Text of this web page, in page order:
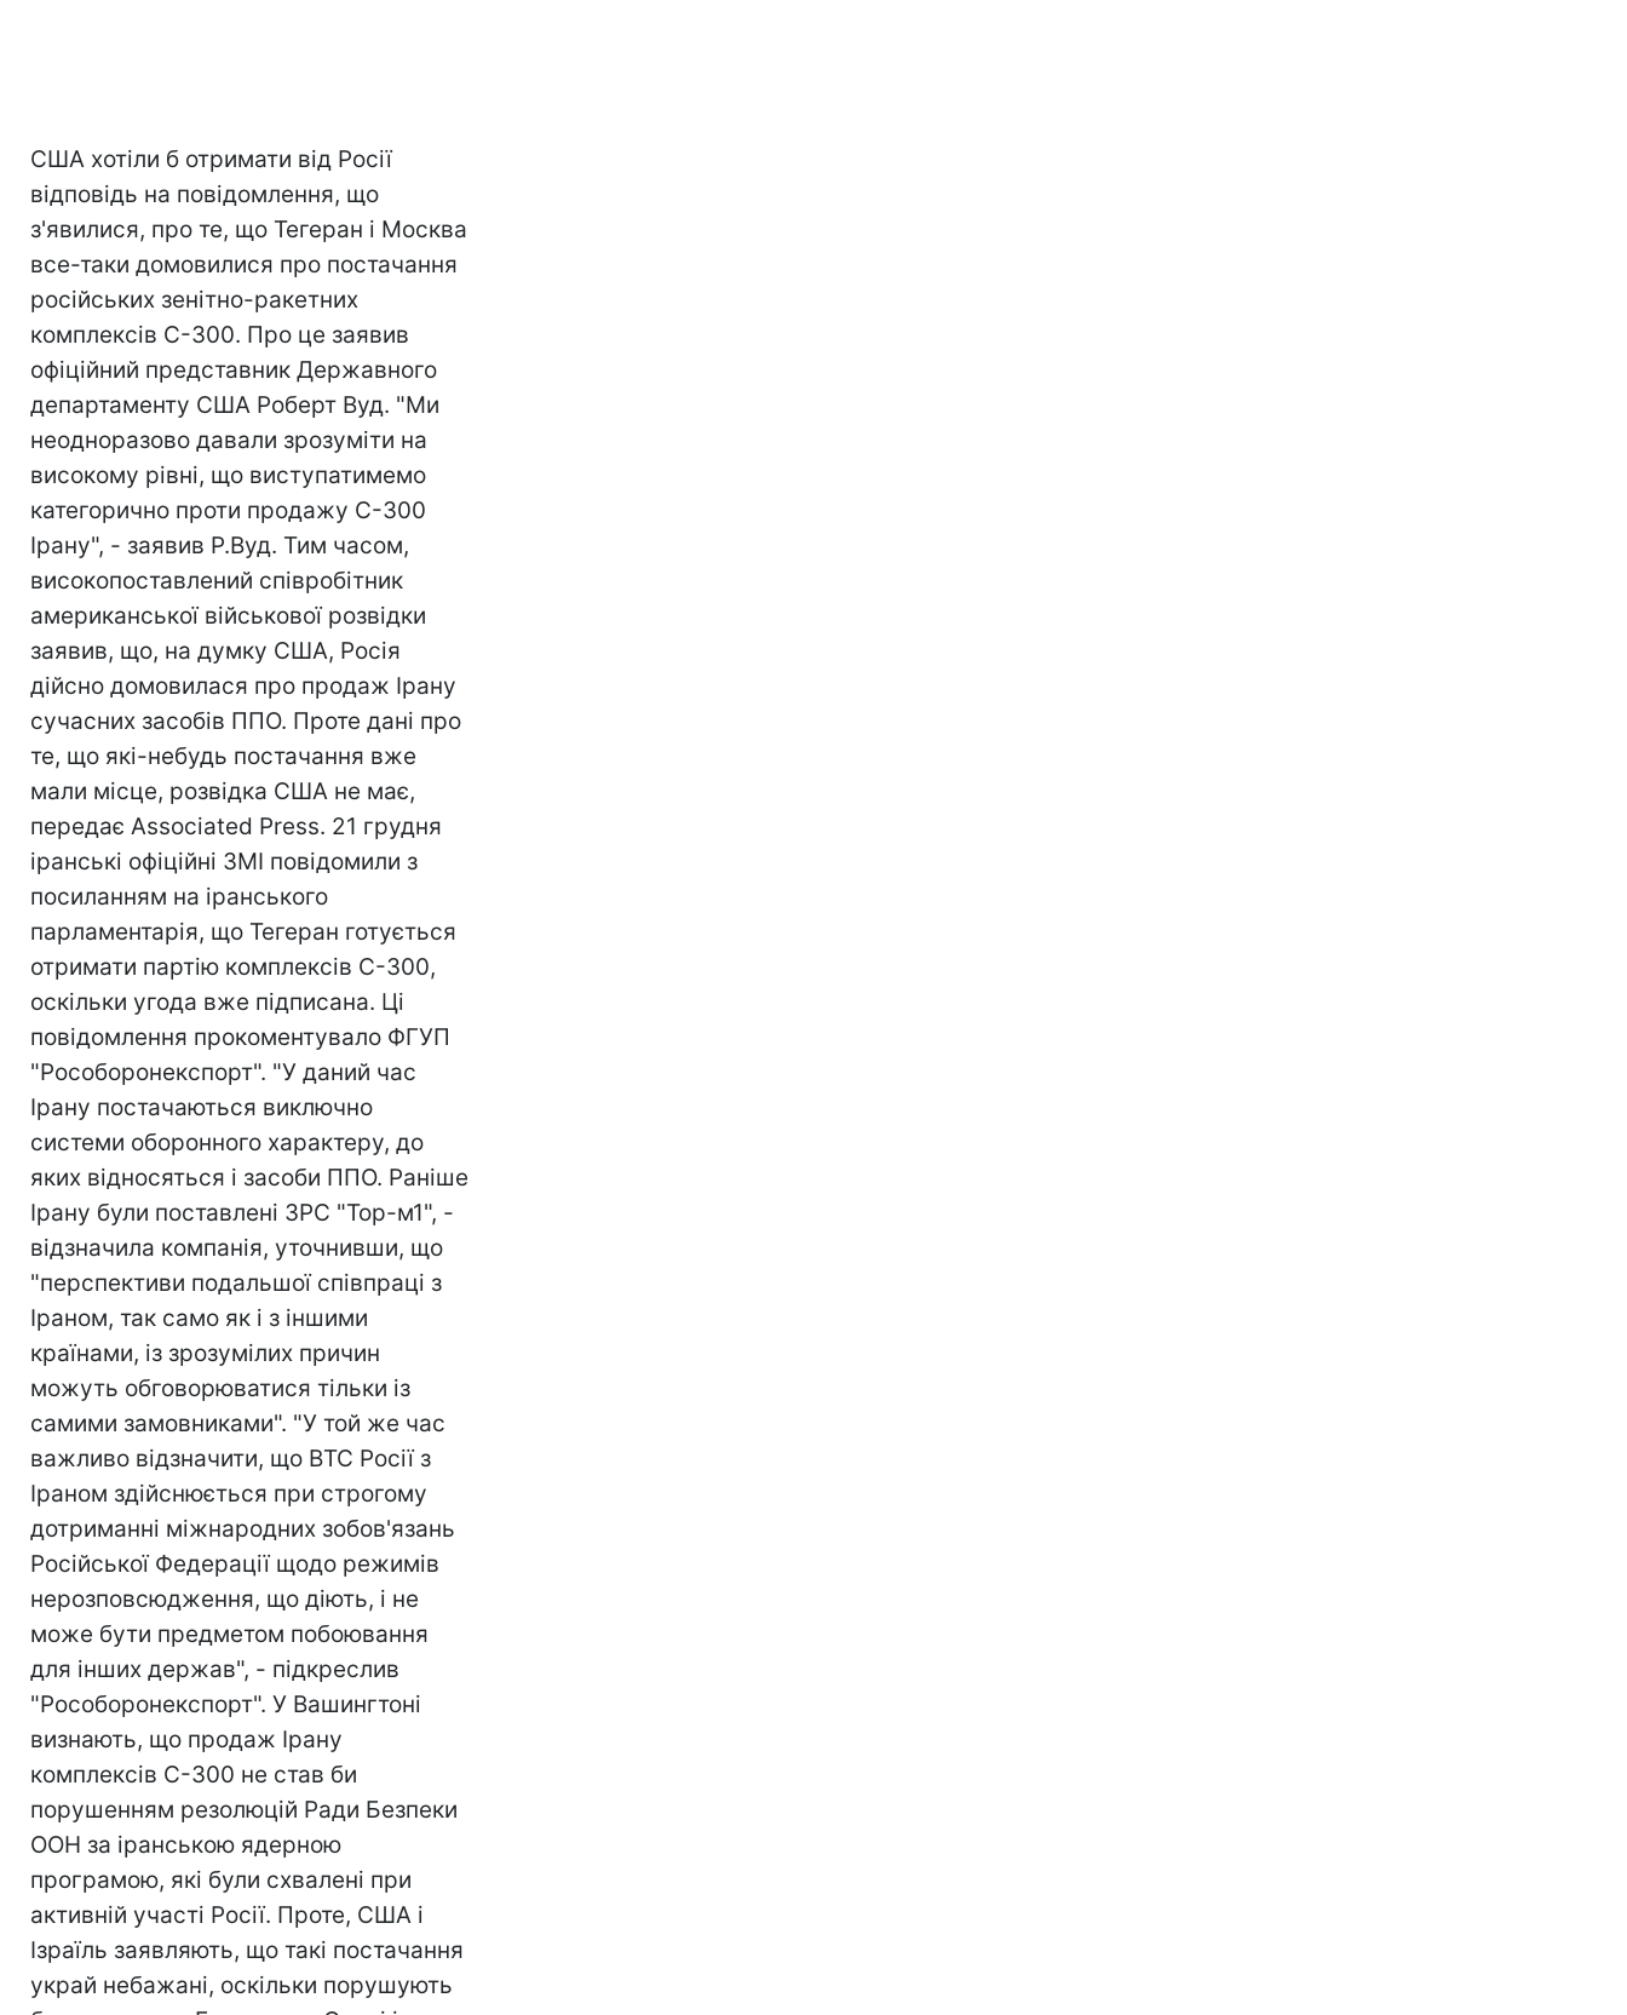
США хотіли б отримати від Росії
відповідь на повідомлення, що
з'явилися, про те, що Тегеран і Москва
все-таки домовилися про постачання
російських зенітно-ракетних
комплексів С-300. Про це заявив
офіційний представник Державного
департаменту США Роберт Вуд. "Ми
неодноразово давали зрозуміти на
високому рівні, що виступатимемо
категорично проти продажу С-300
Ірану", - заявив Р.Вуд. Тим часом,
високопоставлений співробітник
американської військової розвідки
заявив, що, на думку США, Росія
дійсно домовилася про продаж Ірану
сучасних засобів ППО. Проте дані про
те, що які-небудь постачання вже
мали місце, розвідка США не має,
передає Associated Press. 21 грудня
іранські офіційні ЗМІ повідомили з
посиланням на іранського
парламентарія, що Тегеран готується
отримати партію комплексів С-300,
оскільки угода вже підписана. Ці
повідомлення прокоментувало ФГУП
"Рособоронекспорт". "У даний час
Ірану постачаються виключно
системи оборонного характеру, до
яких відносяться і засоби ППО. Раніше
Ірану були поставлені ЗРС "Тор-м1", -
відзначила компанія, уточнивши, що
"перспективи подальшої співпраці з
Іраном, так само як і з іншими
країнами, із зрозумілих причин
можуть обговорюватися тільки із
самими замовниками". "У той же час
важливо відзначити, що ВТС Росії з
Іраном здійснюється при строгому
дотриманні міжнародних зобов'язань
Російської Федерації щодо режимів
нерозповсюдження, що діють, і не
може бути предметом побоювання
для інших держав", - підкреслив
"Рособоронекспорт". У Вашингтоні
визнають, що продаж Ірану
комплексів С-300 не став би
порушенням резолюцій Ради Безпеки
ООН за іранською ядерною
програмою, які були схвалені при
активній участі Росії. Проте, США і
Ізраїль заявляють, що такі постачання
украй небажані, оскільки порушують